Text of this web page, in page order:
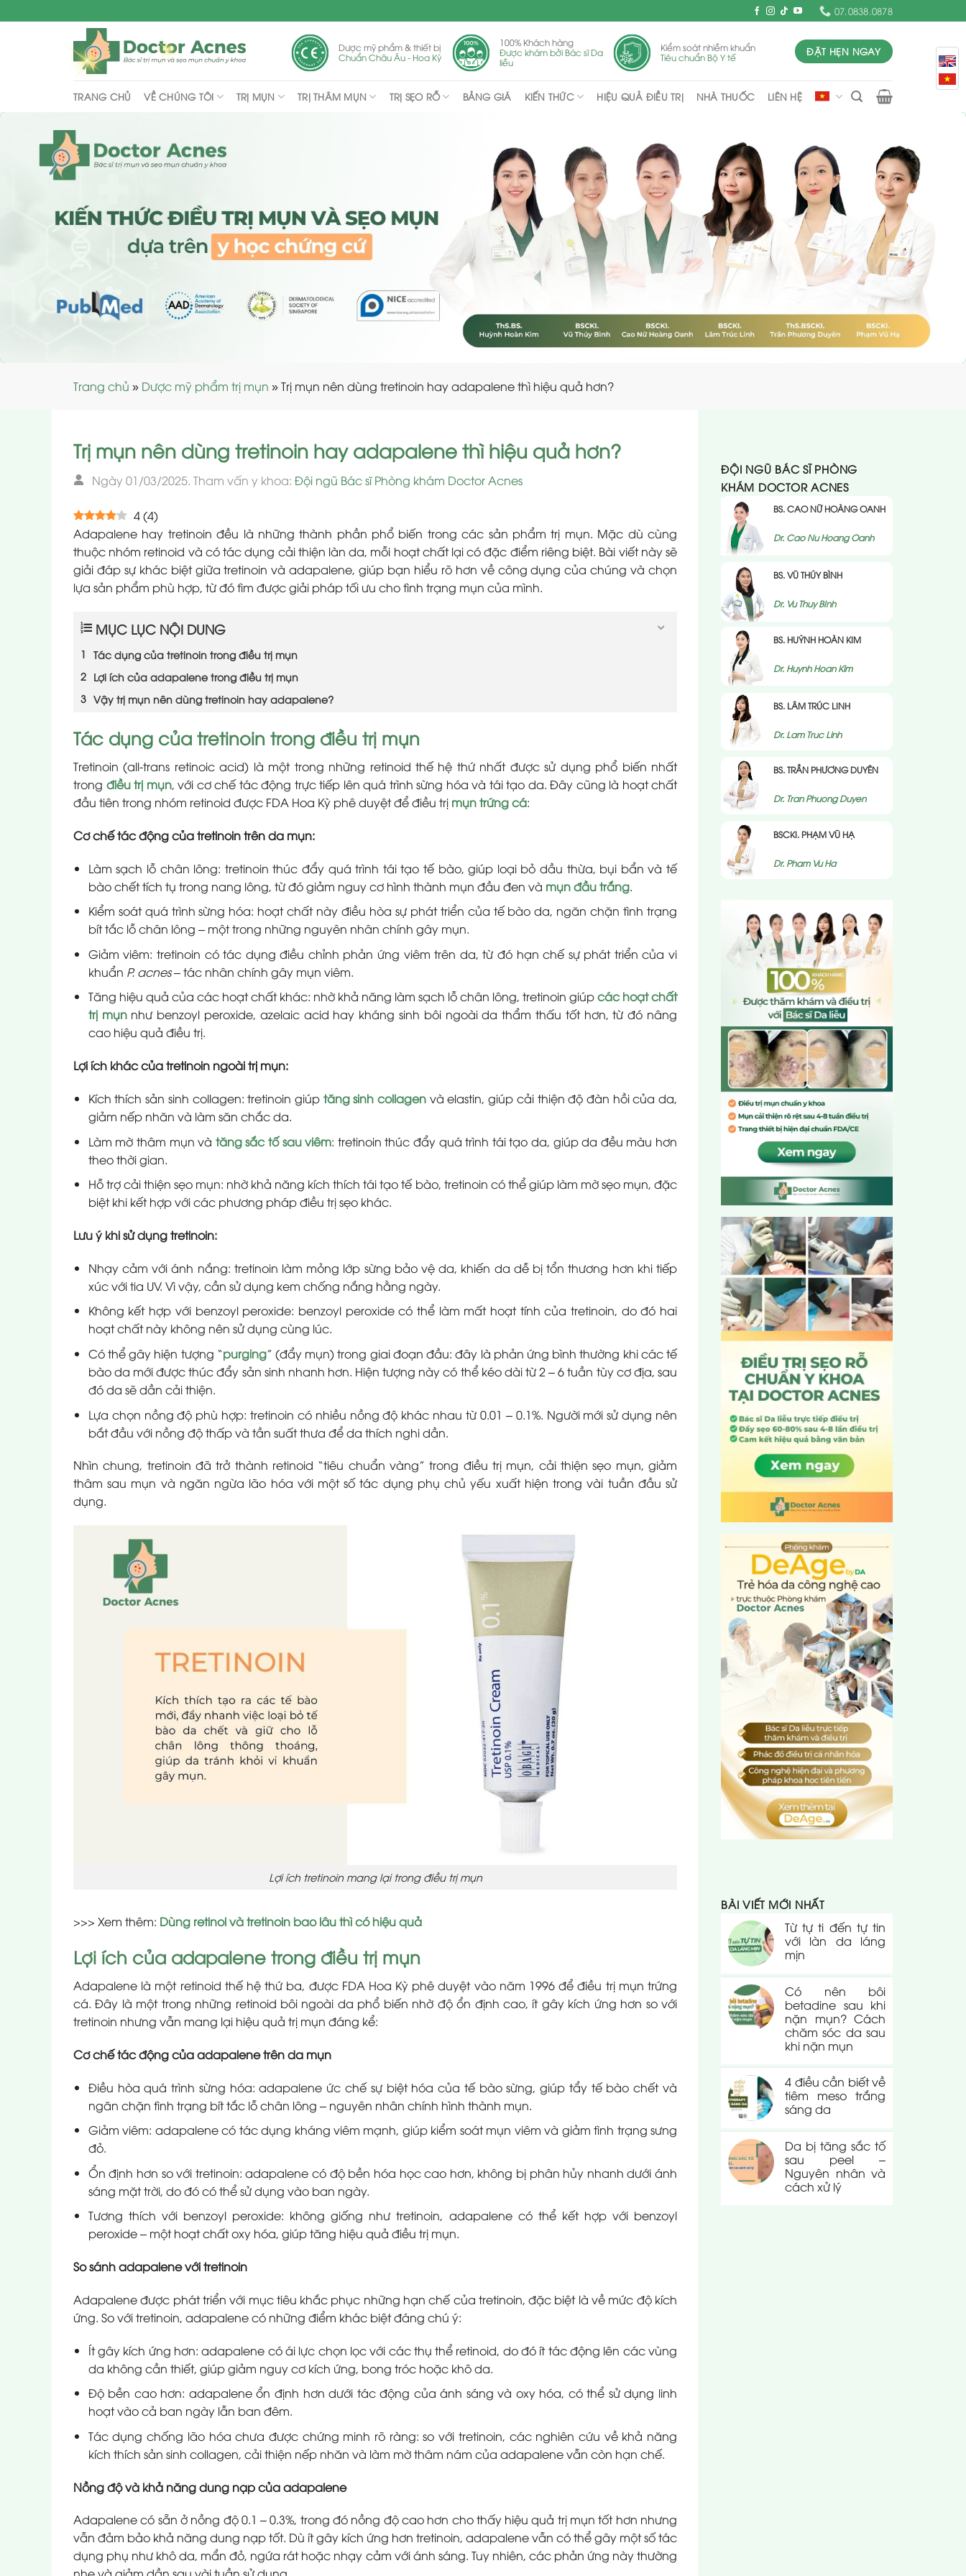
to
07.0838.0878
Dược mỹ phẩm & thiết bị
Chuẩn Châu Âu - Hoa Kỳ
100% Khách hàng
Được khám bởi Bác sĩ Da
liễu
Kiểm soát nhiễm khuẩn
Tiêu chuẩn Bộ Y tế
ĐẶT HẸN NGAY
TRANG CHỦ VỀ CHÚNG TÔI TRỊ MỤN TRỊ THÂM MỤN TRỊ SẸO RỖ BẢNG GIÁ KIẾN THỨC HIỆU QUẢ ĐIỀU TRỊ NHÀ THUỐC LIÊN HỆ
Trang chủ » Dược mỹ phẩm trị mụn »Trị mụn nên dùng tretinoin hay adapalene thì hiệu quả hơn?
Trị mụn nên dùng tretinoin hay adapalene thì hiệu quả hơn?
Ngày 01/03/2025. Tham vấn y khoa: Đội ngũ Bác sĩ Phòng khám Doctor Acnes
4(4)
Adapalene hay tretinoin đều là những thành phần phổ biến trong các sản phẩm trị mụn. Mặc dù cùng
thuộc nhóm retinoid và có tác dụng cải thiện làn da, mỗi hoạt chất lại có đặc điểm riêng biệt. Bài viết này sẽ
giải đáp sự khác biệt giữa tretinoin và adapalene, giúp bạn hiểu rõ hơn về công dụng của chúng và chọn
lựa sản phẩm phù hợp, từ đó tìm được giải pháp tối ưu cho tình trạng mụn của mình.
MỤC LỤC NỘI DUNG
Tác dụng của tretinoin trong điều trị mụn
Lợi ích của adapalene trong điều trị mụn
Vậy trị mụn nên dùng tretinoin hay adapalene?
Tác dụng của tretinoin trong điều trị mụn
Tretinoin (all-trans retinoic acid) là một trong những retinoid thế hệ thứ nhất được sử dụng phổ biến nhất
trong điều trị mụn, với cơ chế tác động trực tiếp lên quá trình sừng hóa và tái tạo da. Đây cũng là hoạt chất
đầu tiên trong nhóm retinoid được FDA Hoa Kỳ phê duyệt để điều trị mụn trứng cá:
Cơ chế tác động của tretinoin trên da mụn:
Làm sạch lỗ chân lông: tretinoin thúc đẩy quá trình tái tạo tế bào, giúp loại bỏ dầu thừa, bụi bẩn và tế
bào chết tích tụ trong nang lông, từ đó giảm nguy cơ hình thành mụn đầu đen và mụn đầu trắng.
Kiểm soát quá trình sừng hóa: hoạt chất này điều hòa sự phát triển của tế bào da, ngăn chặn tình trạng
bít tắc lỗ chân lông – một trong những nguyên nhân chính gây mụn.
Giảm viêm: tretinoin có tác dụng điều chỉnh phản ứng viêm trên da, từ đó hạn chế sự phát triển của vi
khuẩn P. acnes– tác nhân chính gây mụn viêm.
Tăng hiệu quả của các hoạt chất khác: nhờ khả năng làm sạch lỗ chân lông, tretinoin giúpcác hoạt chất
trị mụnnhư benzoyl peroxide, azelaic acid hay kháng sinh bôi ngoài da thẩm thấu tốt hơn, từ đó nâng
cao hiệu quả điều trị.
Lợi ích khác của tretinoin ngoài trị mụn:
Kích thích sản sinh collagen: tretinoin giúp tăng sinh collagen và elastin, giúp cải thiện độ đàn hồi của da,
giảm nếp nhăn và làm săn chắc da.
Làm mờ thâm mụn và tăng sắc tố sau viêm: tretinoin thúc đẩy quá trình tái tạo da, giúp da đều màu hơn
theo thời gian.
Hỗ trợ cải thiện sẹo mụn: nhờ khả năng kích thích tái tạo tế bào, tretinoin có thể giúp làm mờ sẹo mụn, đặc
biệt khi kết hợp với các phương pháp điều trị sẹo khác.
Lưu ý khi sử dụng tretinoin:
Nhạy cảm với ánh nắng: tretinoin làm mỏng lớp sừng bảo vệ da, khiến da dễ bị tổn thương hơn khi tiếp
xúc với tia UV. Vì vậy, cần sử dụng kem chống nắng hằng ngày.
Không kết hợp với benzoyl peroxide: benzoyl peroxide có thể làm mất hoạt tính của tretinoin, do đó hai
hoạt chất này không nên sử dụng cùng lúc.
Có thể gây hiện tượng “purging” (đẩy mụn) trong giai đoạn đầu: đây là phản ứng bình thường khi các tế
bào da mới được thúc đẩy sản sinh nhanh hơn. Hiện tượng này có thể kéo dài từ 2 – 6 tuần tùy cơ địa, sau
đó da sẽ dần cải thiện.
Lựa chọn nồng độ phù hợp: tretinoin có nhiều nồng độ khác nhau từ 0.01 – 0.1%. Người mới sử dụng nên
bắt đầu với nồng độ thấp và tần suất thưa để da thích nghi dần.
Nhìn chung, tretinoin đã trở thành retinoid “tiêu chuẩn vàng” trong điều trị mụn, cải thiện sẹo mụn, giảm
thâm sau mụn và ngăn ngừa lão hóa với một số tác dụng phụ chủ yếu xuất hiện trong vài tuần đầu sử
dụng.
Lợi ích tretinoin mang lại trong điều trị mụn
>>> Xem thêm: Dùng retinol và tretinoin bao lâu thì có hiệu quả
Lợi ích của adapalene trong điều trị mụn
Adapalene là một retinoid thế hệ thứ ba, được FDA Hoa Kỳ phê duyệt vào năm 1996 để điều trị mụn trứng
cá. Đây là một trong những retinoid bôi ngoài da phổ biến nhờ độ ổn định cao, ít gây kích ứng hơn so với
tretinoin nhưng vẫn mang lại hiệu quả trị mụn đáng kể:
Cơ chế tác động của adapalene trên da mụn
Điều hòa quá trình sừng hóa: adapalene ức chế sự biệt hóa của tế bào sừng, giúp tẩy tế bào chết và
ngăn chặn tình trạng bít tắc lỗ chân lông – nguyên nhân chính hình thành mụn.
Giảm viêm: adapalene có tác dụng kháng viêm mạnh, giúp kiểm soát mụn viêm và giảm tình trạng sưng
đỏ.
Ổn định hơn so với tretinoin: adapalene có độ bền hóa học cao hơn, không bị phân hủy nhanh dưới ánh
sáng mặt trời, do đó có thể sử dụng vào ban ngày.
Tương thích với benzoyl peroxide: không giống như tretinoin, adapalene có thể kết hợp với benzoyl
peroxide – một hoạt chất oxy hóa, giúp tăng hiệu quả điều trị mụn.
So sánh adapalene với tretinoin
Adapalene được phát triển với mục tiêu khắc phục những hạn chế của tretinoin, đặc biệt là về mức độ kích
ứng. So với tretinoin, adapalene có những điểm khác biệt đáng chú ý:
Ít gây kích ứng hơn: adapalene có ái lực chọn lọc với các thụ thể retinoid, do đó ít tác động lên các vùng
da không cần thiết, giúp giảm nguy cơ kích ứng, bong tróc hoặc khô da.
Độ bền cao hơn: adapalene ổn định hơn dưới tác động của ánh sáng và oxy hóa, có thể sử dụng linh
hoạt vào cả ban ngày lẫn ban đêm.
Tác dụng chống lão hóa chưa được chứng minh rõ ràng: so với tretinoin, các nghiên cứu về khả năng
kích thích sản sinh collagen, cải thiện nếp nhăn và làm mờ thâm nám của adapalene vẫn còn hạn chế.
Nồng độ và khả năng dung nạp của adapalene
Adapalene có sẵn ở nồng độ 0.1 – 0.3%, trong đó nồng độ cao hơn cho thấy hiệu quả trị mụn tốt hơn nhưng
vẫn đảm bảo khả năng dung nạp tốt. Dù ít gây kích ứng hơn tretinoin, adapalene vẫn có thể gây một số tác
dụng phụ như khô da, mẩn đỏ, ngứa rát hoặc nhạy cảm với ánh sáng. Tuy nhiên, các phản ứng này thường
ĐỘI NGŨ BÁC SĨ PHÒNG
KHÁM DOCTOR ACNES
BS. CAO NỮ HOÀNG OANH
Dr. Cao Nu Hoang Oanh
BS. VŨ THÚY BÌNH
Dr. Vu Thuy BInh
BS. HUỲNH HOÀN KIM
Dr. Huynh Hoan Kim
BS. LÂM TRÚC LINH
Dr. Lam Truc Linh
BS. TRẦN PHƯƠNG DUYÊN
Dr. Tran Phuong Duyen
BSCKI. PHẠM VŨ HẠ
Dr. Pham Vu Ha
BÀI VIẾT MỚI NHẤT
Từ tự ti đến tự tin
với làn da láng
mịn
Có nên bôi
betadine sau khi
nặn mụn? Cách
chăm sóc da sau
khi nặn mụn
4 điều cần biết về
tiêm meso trắng
sáng da
Da bị tăng sắc tố
sau peel –
Nguyên nhân và
cách xử lý